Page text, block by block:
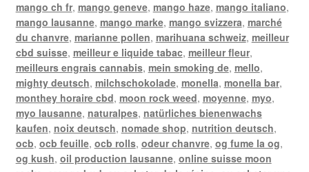
mango ch fr, mango geneve, mango haze, mango italiano,
mango lausanne, mango marke, mango svizzera, marché
du chanvre, marianne pollen, marihuana schweiz, meilleur
cbd suisse, meilleur e liquide tabac, meilleur fleur,
meilleurs engrais cannabis, mein smoking de, mello,
mighty deutsch, milchschokolade, monella, monella bar,
monthey horaire cbd, moon rock weed, moyenne, myo,
myo lausanne, naturalpes, natürliches bienenwachs
kaufen, noix deutsch, nomade shop, nutrition deutsch,
ocb, ocb feuille, ocb rolls, odeur chanvre, og fume la og,
og kush, oil production lausanne, online suisse moon